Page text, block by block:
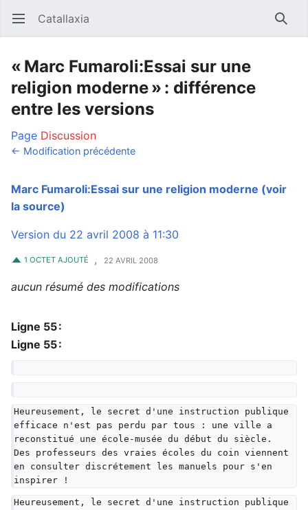
Ouvrir le menu principal Catallaxia
« Marc Fumaroli:Essai sur une
religion moderne » : différence
entre les versions
Page Discussion
← Modification précédente
Marc Fumaroli:Essai sur une religion moderne (voir
la source)
Version du 22 avril 2008 à 11:30
1 OCTET AJOUTÉ , 22 AVRIL 2008
aucun résumé des modifications
Ligne 55 :
Ligne 55 :
Heureusement, le secret d'une instruction publique
efficace n'est pas perdu par tous : une ville a
reconstitué une école-musée du début du siècle.
Des professeurs des vraies écoles du coin viennent
en consulter discrétement les manuels pour s'en
inspirer !
Heureusement, le secret d'une instruction publique